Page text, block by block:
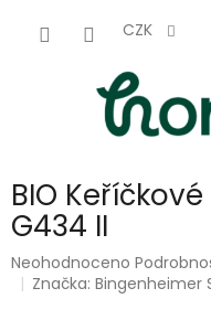
CZK
BIO
G434 II
Průměrné
hodnocení
Neohodnoceno
Značka:Bingenheimer